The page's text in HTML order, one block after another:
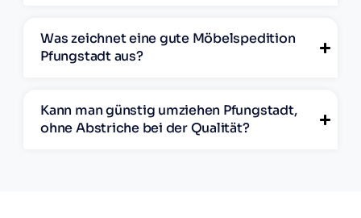
Was zeichnet eine gute Möbelspedition
Pfungstadt aus?
Kann man günstig umziehen Pfungstadt,
ohne Abstriche bei der Qualität?